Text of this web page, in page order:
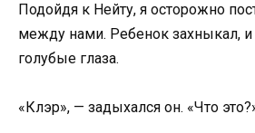
Подойдя к Нейту, я осторожно
между нами. Ребенок захныкал, и
голубые глаза.
«Клэр», — задыхался он. «Что